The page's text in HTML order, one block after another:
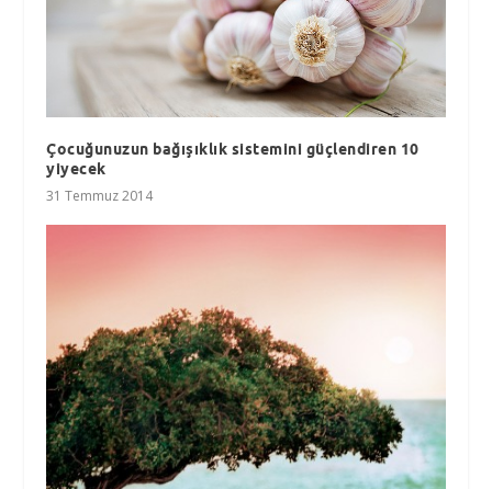
Çocuğunuzun bağışıklık sistemini güçlendiren 10
yiyecek
31 Temmuz 2014